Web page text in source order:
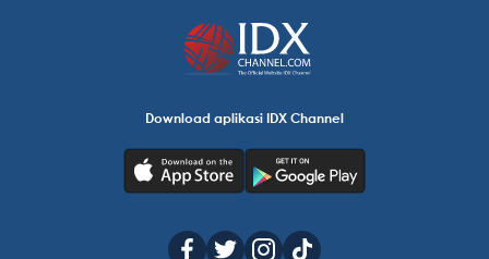
Download aplikasi IDX Channel